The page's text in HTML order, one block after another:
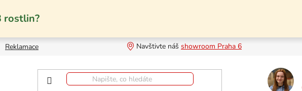
rostlin?
Reklamace Navštivte náš showroom Praha 6